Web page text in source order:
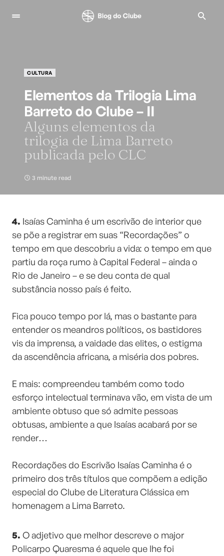
CULTURA
Elementos da Trilogia Lima
Barreto do Clube – II
Alguns elementos da
trilogia de Lima Barreto
publicada pelo CLC
3 minute read
4. Isaías Caminha é um escrivão de interior que
se põe a registrar em suas “Recordações” o
tempo em que descobriu a vida: o tempo em que
partiu da roça rumo à Capital Federal – ainda o
Rio de Janeiro – e se deu conta de qual
substância nosso país é feito.
Fica pouco tempo por lá, mas o bastante para
entender os meandros políticos, os bastidores
vis da imprensa, a vaidade das elites, o estigma
da ascendência africana, a miséria dos pobres.
E mais: compreendeu também como todo
esforço intelectual terminava vão, em vista de um
ambiente obtuso que só admite pessoas
obtusas, ambiente a que Isaías acabará por se
render…
Recordações do Escrivão Isaías Caminha é o
primeiro dos três títulos que compõem a edição
especial do Clube de Literatura Clássica em
homenagem a Lima Barreto.
5. O adjetivo que melhor descreve o major
Policarpo Quaresma é aquele que lhe foi